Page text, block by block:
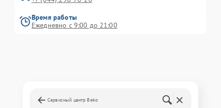
Время работы
Ежедневно с 9:00 до 21:00
Сервисный центр Beko